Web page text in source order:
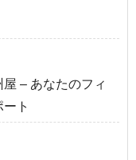
– あなたのフィ
ト